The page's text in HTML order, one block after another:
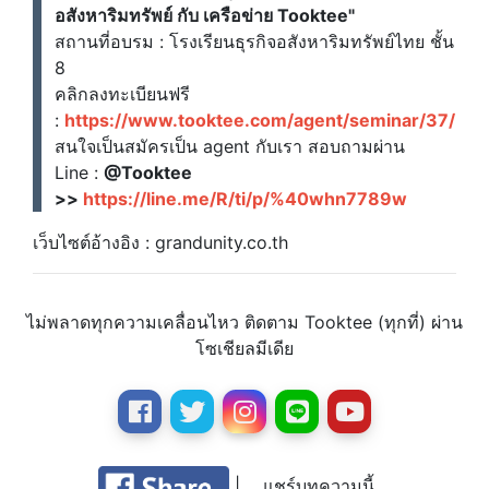
อสังหาริมทรัพย์ กับ เครือข่าย Tooktee"
สถานที่อบรม : โรงเรียนธุรกิจอสังหาริมทรัพย์ไทย ชั้น
8
คลิกลงทะเบียนฟรี
: https://www.tooktee.com/agent/seminar/37/
สนใจเป็นสมัครเป็น agent กับเรา สอบถามผ่าน
Line : @Tooktee
>> https://line.me/R/ti/p/%40whn7789w
เว็บไซต์อ้างอิง : grandunity.co.th
ไม่พลาดทุกความเคลื่อนไหว ติดตาม Tooktee (ทุกที่) ผ่าน
โซเชียลมีเดีย